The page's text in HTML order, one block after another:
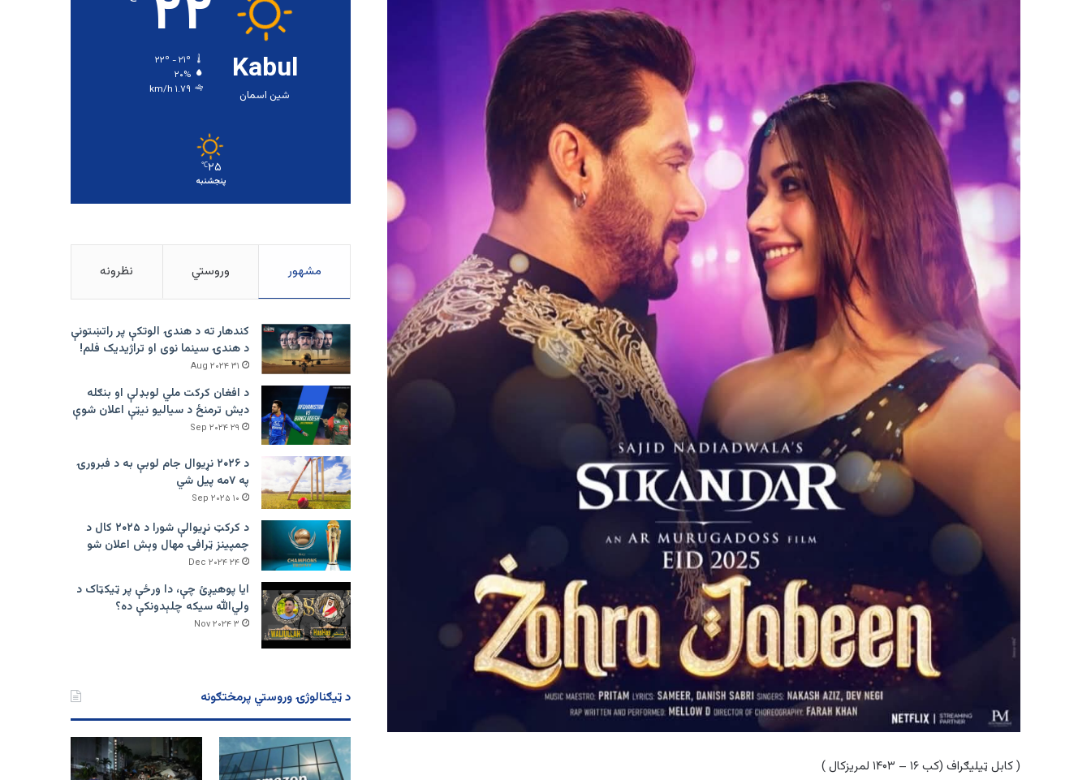
( کابل ټيليګراف (کب ۱۶ – ۱۴۰۳ لمريزکال )
Kabul
شین اسمان
۲۰%
۱.۷۹ km/h
۲۵℃
پنجشنبه
مشهور وروستي نظرونه
کندهار ته د هندۍ الوتکې پر راتښتونې
د هندۍ سینما نوی او تراژيديک فلم!
۳۱ Aug ۲۰۲۴
د افغان کرکت ملي لوبډلې او بنګله
دیش ترمنځ د سیالیو نیټې اعلان شوې
۲۹ Sep ۲۰۲۴
د ۲۰۲۶ نړیوال جام لوبې به د فبرورۍ
په ۷مه پیل شي
۱۰ Sep ۲۰۲۵
د کرکټ نړیوالې شورا د ۲۰۲۵ کال د
چمپینز ټرافۍ مهال وېش اعلان شو
۲۴ Dec ۲۰۲۴
ایا پوهیږئ چې، دا ورځې پر ټيکټاک د
ولي‌الله سیکه چلېدونکې ده؟
۳ Nov ۲۰۲۴
د ټیګنالوژۍ وروستي پرمختګونه